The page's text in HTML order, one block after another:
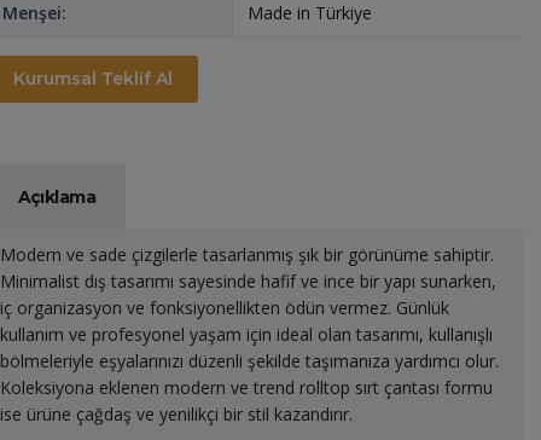
Menşei: Made in Türkiye
Kurumsal Teklif Al
Açıklama
Modern ve sade çizgilerle tasarlanmış şık bir görünüme sahiptir.
Minimalist dış tasarımı sayesinde hafif ve ince bir yapı sunarken,
iç organizasyon ve fonksiyonellikten ödün vermez. Günlük
kullanım ve profesyonel yaşam için ideal olan tasarımı, kullanışlı
bölmeleriyle eşyalarınızı düzenli şekilde taşımanıza yardımcı olur.
Koleksiyona eklenen modern ve trend rolltop sırt çantası formu
ise ürüne çağdaş ve yenilikçi bir stil kazandırır.